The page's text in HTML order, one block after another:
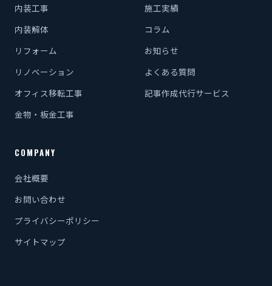
内装工事
内装解体
リフォーム
リノベーション
オフィス移転工事
金物・板金工事
施工実績
コラム
お知らせ
よくある質問
記事作成代行サービス
COMPANY
会社概要
お問い合わせ
プライバシーポリシー
サイトマップ